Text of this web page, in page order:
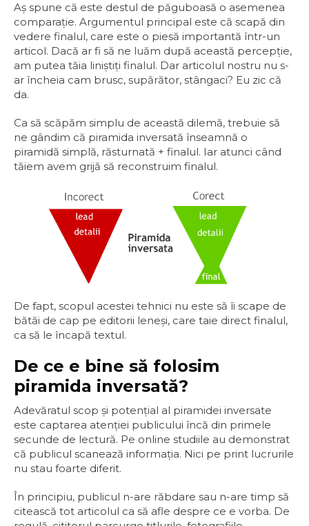
Aş spune că este destul de păguboasă o asemenea
comparaţie. Argumentul principal este că scapă din
vedere finalul, care este o piesă importantă într-un
articol. Dacă ar fi să ne luăm după această percepţie,
am putea tăia liniştiţi finalul. Dar articolul nostru nu s-
ar încheia cam brusc, supărător, stângaci? Eu zic că
da.
Ca să scăpăm simplu de această dilemă, trebuie să
ne gândim că piramida inversată înseamnă o
piramidă simplă, răsturnată + finalul. Iar atunci când
tăiem avem grijă să reconstruim finalul.
De fapt, scopul acestei tehnici nu este să îi scape de
bătăi de cap pe editorii leneşi, care taie direct finalul,
ca să le încapă textul.
De ce e bine să folosim
piramida inversată?
Adevăratul scop şi potenţial al piramidei inversate
este captarea atenţiei publicului încă din primele
secunde de lectură. Pe online studiile au demonstrat
că publicul scanează informaţia. Nici pe print lucrurile
nu stau foarte diferit.
În principiu, publicul n-are răbdare sau n-are timp să
citească tot articolul ca să afle despre ce e vorba. De